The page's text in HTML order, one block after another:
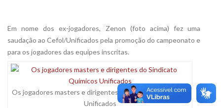
Em nome dos ex-jogadores, Zenon (foto acima) fez uma
saudação ao Cefol/Unificados pela promoção do campeonato e
para os jogadores das equipes inscritas.
Os jogadores masters e dirigentes do Sindicato Químicos
Unificados